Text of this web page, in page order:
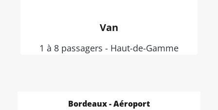
Van
1 à 8 passagers - Haut-de-Gamme
Bordeaux - Aéroport